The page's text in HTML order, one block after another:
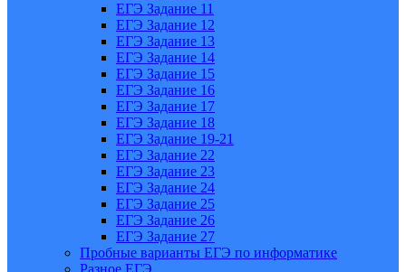
ЕГЭ Задание 11
ЕГЭ Задание 12
ЕГЭ Задание 13
ЕГЭ Задание 14
ЕГЭ Задание 15
ЕГЭ Задание 16
ЕГЭ Задание 17
ЕГЭ Задание 18
ЕГЭ Задание 19-21
ЕГЭ Задание 22
ЕГЭ Задание 23
ЕГЭ Задание 24
ЕГЭ Задание 25
ЕГЭ Задание 26
ЕГЭ Задание 27
Пробные варианты ЕГЭ по информатике
Разное ЕГЭ